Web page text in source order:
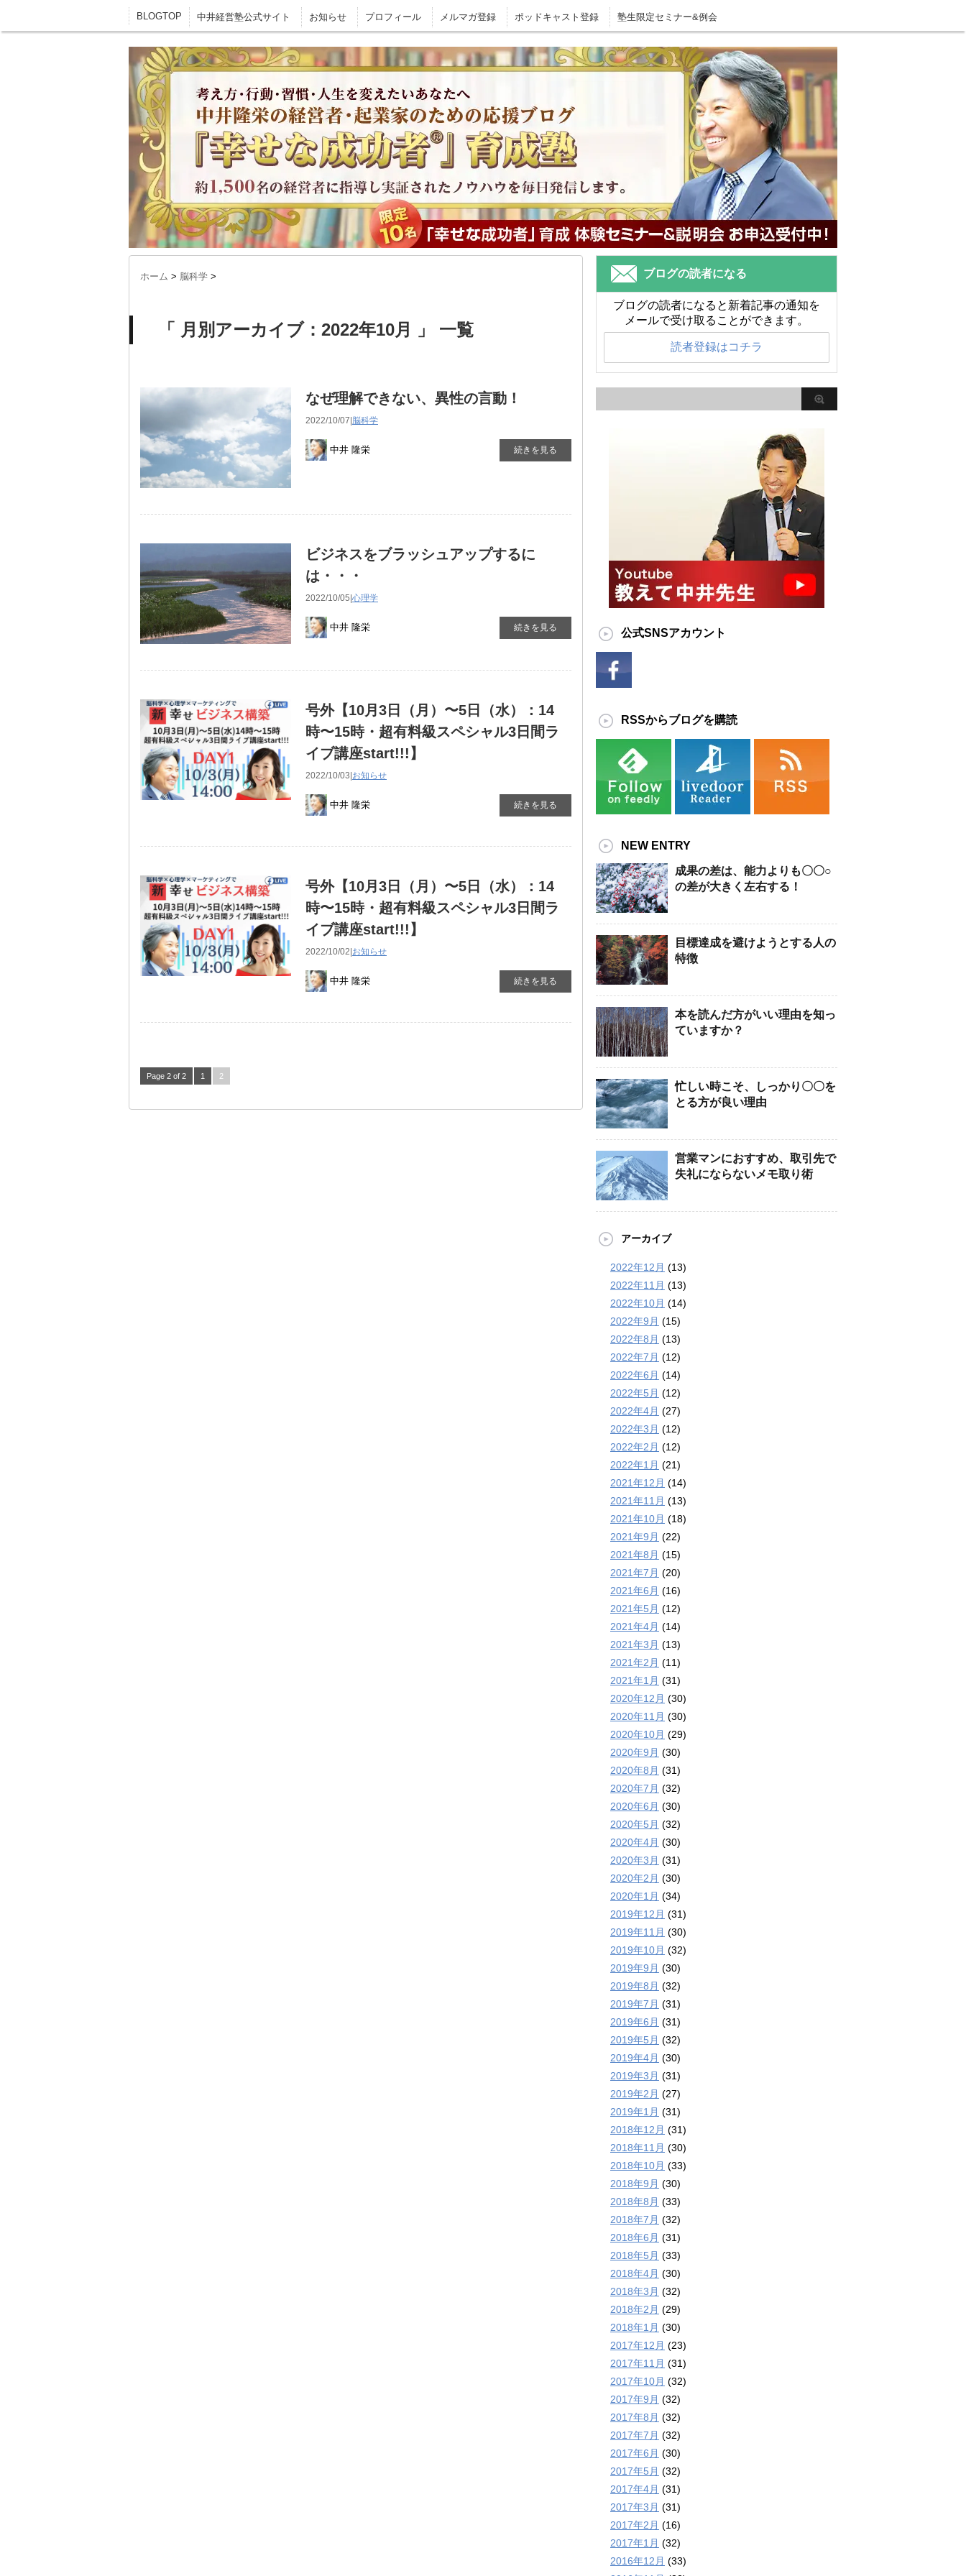
BLOGTOP 中井経営塾公式サイト お知らせ プロフィール メルマガ登録 ポッドキャスト登録 塾生限定セミナー&例会
ホーム > 脳科学 >
「 月別アーカイブ：2022年10月 」 一覧
なぜ理解できない、異性の言動！
2022/10/07| 脳科学
中井 隆栄 続きを見る
ビジネスをブラッシュアップするに
は・・・
2022/10/05| 心理学
中井 隆栄 続きを見る
号外【10月3日（月）〜5日（水）：14
時〜15時・超有料級スペシャル3日間ラ
イブ講座start!!!】
2022/10/03| お知らせ
中井 隆栄 続きを見る
号外【10月3日（月）〜5日（水）：14
時〜15時・超有料級スペシャル3日間ラ
イブ講座start!!!】
2022/10/02| お知らせ
中井 隆栄 続きを見る
Page 2 of 2 1 2
ブログの読者になる
ブログの読者になると新着記事の通知を
メールで受け取ることができます。
読者登録はコチラ
公式SNSアカウント
RSSからブログを購読
NEW ENTRY
成果の差は、能力よりも〇〇○
の差が大きく左右する！
目標達成を避けようとする人の
特徴
本を読んだ方がいい理由を知っ
ていますか？
忙しい時こそ、しっかり〇〇を
とる方が良い理由
営業マンにおすすめ、取引先で
失礼にならないメモ取り術
アーカイブ
2022年12月 (13)
2022年11月 (13)
2022年10月 (14)
2022年9月 (15)
2022年8月 (13)
2022年7月 (12)
2022年6月 (14)
2022年5月 (12)
2022年4月 (27)
2022年3月 (12)
2022年2月 (12)
2022年1月 (21)
2021年12月 (14)
2021年11月 (13)
2021年10月 (18)
2021年9月 (22)
2021年8月 (15)
2021年7月 (20)
2021年6月 (16)
2021年5月 (12)
2021年4月 (14)
2021年3月 (13)
2021年2月 (11)
2021年1月 (31)
2020年12月 (30)
2020年11月 (30)
2020年10月 (29)
2020年9月 (30)
2020年8月 (31)
2020年7月 (32)
2020年6月 (30)
2020年5月 (32)
2020年4月 (30)
2020年3月 (31)
2020年2月 (30)
2020年1月 (34)
2019年12月 (31)
2019年11月 (30)
2019年10月 (32)
2019年9月 (30)
2019年8月 (32)
2019年7月 (31)
2019年6月 (31)
2019年5月 (32)
2019年4月 (30)
2019年3月 (31)
2019年2月 (27)
2019年1月 (31)
2018年12月 (31)
2018年11月 (30)
2018年10月 (33)
2018年9月 (30)
2018年8月 (33)
2018年7月 (32)
2018年6月 (31)
2018年5月 (33)
2018年4月 (30)
2018年3月 (32)
2018年2月 (29)
2018年1月 (30)
2017年12月 (23)
2017年11月 (31)
2017年10月 (32)
2017年9月 (32)
2017年8月 (32)
2017年7月 (32)
2017年6月 (30)
2017年5月 (32)
2017年4月 (31)
2017年3月 (31)
2017年2月 (16)
2017年1月 (32)
2016年12月 (33)